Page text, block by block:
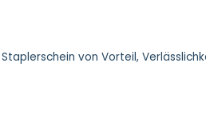
von Vorteil,